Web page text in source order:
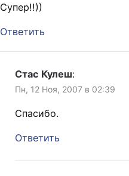
Супер!!))
Ответить
Стас Кулеш:
Пн, 12 Ноя, 2007 в 02:39
Спасибо.
Ответить